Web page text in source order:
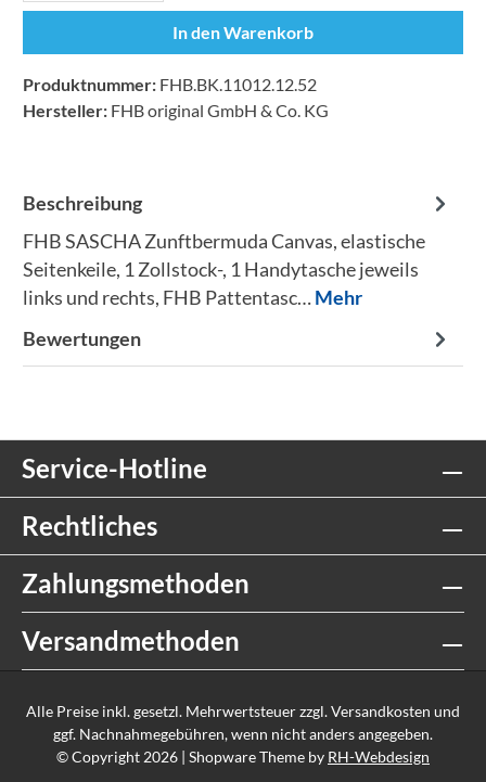
In den Warenkorb
Produktnummer: FHB.BK.11012.12.52
Hersteller: FHB original GmbH & Co. KG
Beschreibung
FHB SASCHA Zunftbermuda Canvas, elastische
Seitenkeile, 1 Zollstock-, 1 Handytasche jeweils
links und rechts, FHB Pattentasc…Mehr
Bewertungen
Service-Hotline
Rechtliches
Zahlungsmethoden
Versandmethoden
Alle Preise inkl. gesetzl. Mehrwertsteuer zzgl.Versandkosten und
ggf. Nachnahmegebühren, wenn nicht anders angegeben.
© Copyright 2026 | Shopware Theme by RH-Webdesign